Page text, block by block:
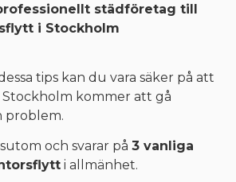
städföretag till
i Stockholm
tips kan du vara säker på att
kommer att gå
problem.
och svarar på 3 vanliga
i allmänhet.